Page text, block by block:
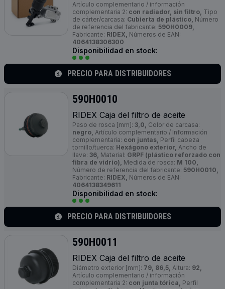
Artículo complementario / información
complementaria 2: con radiador, sin filtro, Tipo
de cárter/carcasa: Cubierta de plástico, Número
de referencia del fabricante: 590H0009,
Fabricante: RIDEX, Números de EAN:
4064138306300
Disponibilidad en stock:
PRECIO PARA DISTRIBUIDORES
590H0010
RIDEX Caja del filtro de aceite
Paso de rosca [mm]: 3,0, Color de carcasa:
negro, Artículo complementario / Información
complementaria: con juntas, Perfil cabeza
tornillo/tuerca: Hexágono exterior, Ancho de
llave: 36, Material: GRPF (plástico reforzado con
fibra de vidrio), Medida de rosca: M 100,
Número de referencia del fabricante: 590H0010,
Fabricante: RIDEX, Números de EAN:
4064138349611
Disponibilidad en stock:
PRECIO PARA DISTRIBUIDORES
590H0011
RIDEX Caja del filtro de aceite
Diámetro exterior [mm]: 79, 86,5, Altura: 92,
Artículo complementario / información
complementaria 2: con junta tórica, Perfil